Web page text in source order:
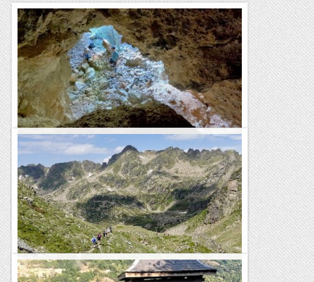
Cova Xives i Cova de Ca na Reia
Com saben els nostres seguidors, un tipus d'activitat que
apareix sovint a les entrades del blog és l'exploració de les
cavitats d'Eivissa. Avui, acompanyat per en...
Blog de muntanya
Ascensió al Pic de Nérassol (2.633 m)